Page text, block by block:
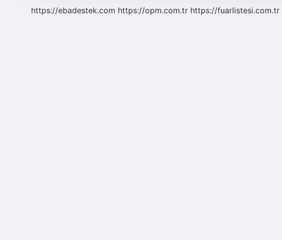
https://ebadestek.com https://opm.com.tr https://fuarlistesi.com.tr